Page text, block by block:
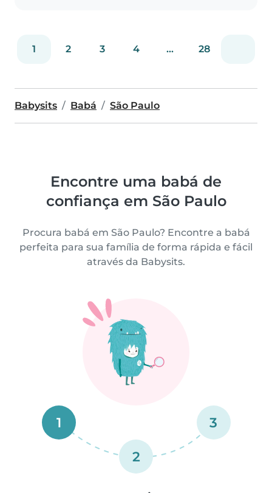
1 2 3 4 ... 28
Babysits Babá São Paulo
Encontre uma babá de
confiança em São Paulo
Procura babá em São Paulo? Encontre a babá
perfeita para sua família de forma rápida e fácil
através da Babysits.
1
2
3